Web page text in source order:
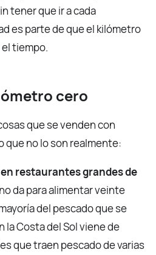
tener que ir a cada
es parte de que el kilómetro
tiempo.
cero
que se venden con
no lo son realmente:
restaurantes grandes de
da para alimentar veinte
del pescado que se
la Costa del Sol viene de
que traen pescado de varias